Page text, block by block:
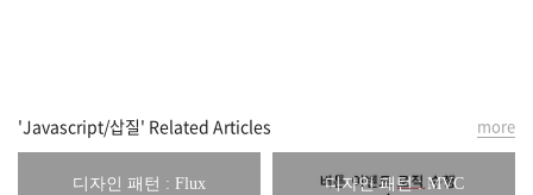
'Javascript/삽질' Related Articles
디자인 패턴 : Flux 디자인 패턴 : MVC
more